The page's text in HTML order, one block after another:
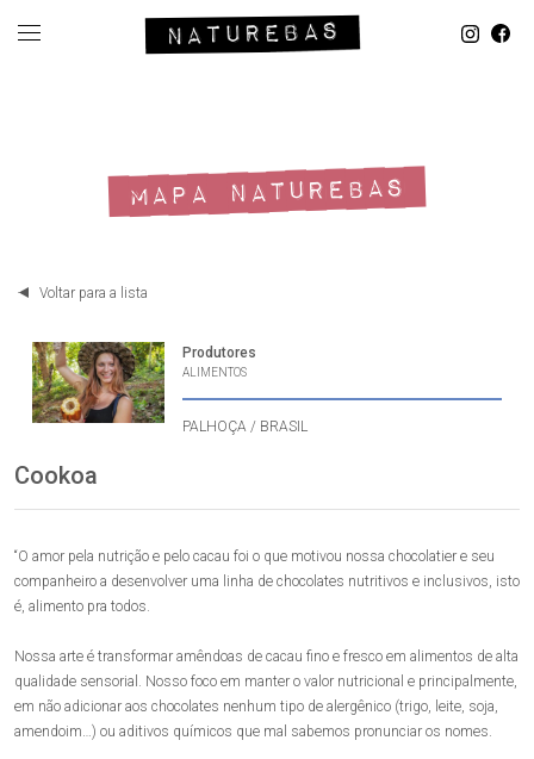
MAPA NATUREBAS
Voltar para a lista
Produtores
ALIMENTOS
PALHOÇA / BRASIL
Cookoa
“O amor pela nutrição e pelo cacau foi o que motivou nossa chocolatier e seu
companheiro a desenvolver uma linha de chocolates nutritivos e inclusivos, isto
é, alimento pra todos.
Nossa arte é transformar amêndoas de cacau fino e fresco em alimentos de alta
qualidade sensorial. Nosso foco em manter o valor nutricional e principalmente,
em não adicionar aos chocolates nenhum tipo de alergênico (trigo, leite, soja,
amendoim…) ou aditivos químicos que mal sabemos pronunciar os nomes.